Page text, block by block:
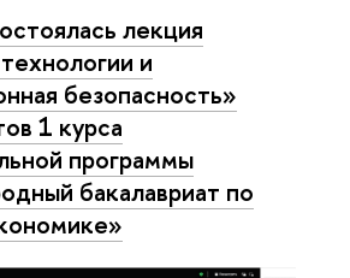
лекция
и
безопасность»
1 курса
программы
бакалавриат по